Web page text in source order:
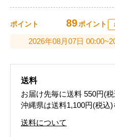
ポイント 89ポイント
2026年08月07日
送料
お届け先毎に送料 550円(
沖縄県は送料1,100円(税込)
送料について